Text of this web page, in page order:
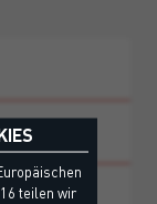
teilen wir